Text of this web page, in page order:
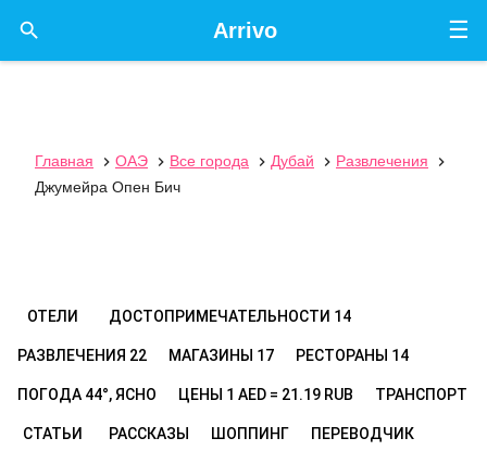
☰
Arrivo

Главная  ОАЭ  Все города  Дубай  Развлечения

Джумейра Опен Бич
ОТЕЛИ ДОСТОПРИМЕЧАТЕЛЬНОСТИ 14
РАЗВЛЕЧЕНИЯ 22 МАГАЗИНЫ 17 РЕСТОРАНЫ 14
ПОГОДА 44°, ЯСНО ЦЕНЫ 1 AED = 21.19 RUB ТРАНСПОРТ
СТАТЬИ РАССКАЗЫ ШОППИНГ ПЕРЕВОДЧИК